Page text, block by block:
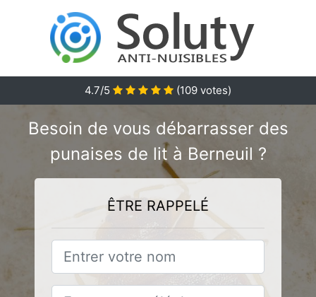
4.7/5 (109 votes)
Besoin de vous débarrasser des
punaises de lit à Berneuil ?
ÊTRE RAPPELÉ